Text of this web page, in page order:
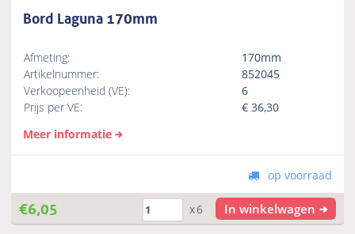
Bord Laguna 170mm
Afmeting:
170mm
Artikelnummer:
852045
Verkoopeenheid (VE):
6
Prijs per VE:
€36,30
Meer informatie
op voorraad
€6,05 x6 In winkelwagen